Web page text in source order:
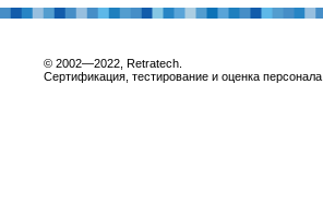
© 2002—2022, Retratech.
Сертификация, тестирование и оценка персонала.